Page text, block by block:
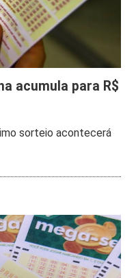
acumula para R$
sorteio acontecerá